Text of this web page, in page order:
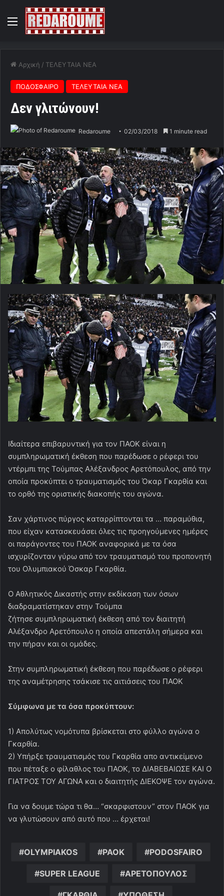
Menu
Αρχική / ΤΕΛΕΥΤΑΙΑ ΝΕΑ
ΠΟΔΟΣΦΑΙΡΟ ΤΕΛΕΥΤΑΙΑ ΝΕΑ
Δεν γλιτώνουν!
Redaroume 02/03/2018 1 minute read
Ιδιαίτερα επιβαρυντική για τον ΠΑΟΚ είναι η
συμπληρωματική έκθεση που παρέδωσε ο ρέφερι του
ντέρμπι της Τούμπας Αλέξανδρος Αρετόπουλος, από την
οποία προκύπτει ο τραυματισμός του Όκαρ Γκαρθία και
το ορθό της οριστικής διακοπής του αγώνα.
Σαν χάρτινος πύργος καταρρίπτονται τα … παραμύθια,
που είχαν κατασκευάσει όλες τις προηγούμενες ημέρες
οι παράγοντες του ΠΑΟΚ αναφορικά με τα όσα
ισχυρίζονταν γύρω από τον τραυματισμό του προπονητή
του Ολυμπιακού Όσκαρ Γκαρθία.
Ο Αθλητικός Δικαστής στην εκδίκαση των όσων
διαδραματίστηκαν στην Τούμπα
ζήτησε συμπληρωματική έκθεση από τον διαιτητή
Αλέξανδρο Αρετόπουλο η οποία απεστάλη σήμερα και
την πήραν και οι ομάδες.
Στην συμπληρωματική έκθεση που παρέδωσε ο ρέφερι
της αναμέτρησης τσάκισε τις αιτιάσεις του ΠΑΟΚ
Σύμφωνα με τα όσα προκύπτουν:
1) Απολύτως νομότυπα βρίσκεται στο φύλλο αγώνα ο
Γκαρθία.
2) Υπήρξε τραυματισμός του Γκαρθία απο αντικείμενο
που πέταξε ο φίλαθλος του ΠΑΟΚ, το ΔΙΑΒΕΒΑΙΩΣΕ ΚΑΙ Ο
ΓΙΑΤΡΟΣ ΤΟΥ ΑΓΩΝΑ και ο διαιτητής ΔΙΕΚΟΨΕ τον αγώνα.
Για να δουμε τώρα τι θα… “σκαρφιστουν” στον ΠΑΟΚ για
να γλυτώσουν από αυτό που … έρχεται!
OLYMPIAKOS PAOK PODOSFAIRO
SUPER LEAGUE ΑΡΕΤΟΠΟΥΛΟΣ